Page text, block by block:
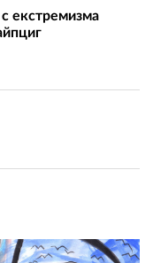
с екстремизма